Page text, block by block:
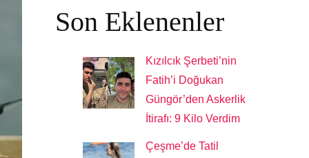
Son Eklenenler
Kızılcık Şerbeti’nin
Fatih’i Doğukan
Güngör’den Askerlik
İtirafı: 9 Kilo Verdim
Çeşme’de Tatil